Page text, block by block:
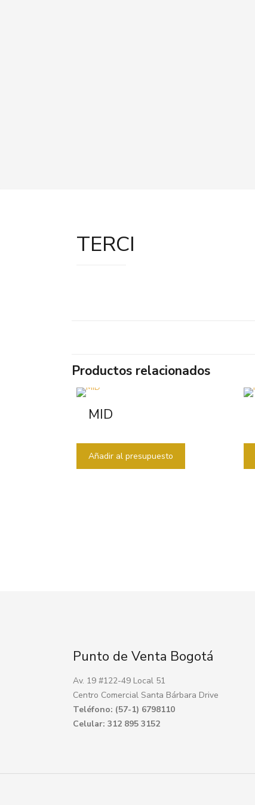
TERCI
Productos relacionados
MID
Añadir al presupuesto
Punto de Venta Bogotá
Av. 19 #122-49 Local 51
Centro Comercial Santa Bárbara Drive
Teléfono: (57-1) 6798110
Celular: 312 895 3152